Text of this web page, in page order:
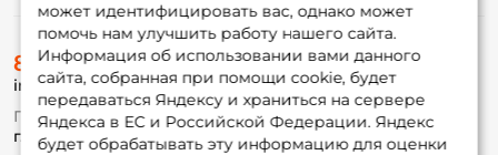
может идентифицировать вас, однако может
помочь нам улучшить работу нашего сайта.
Информация об использовании вами данного
сайта, собранная при помощи cookie, будет
передаваться Яндексу и храниться на сервере
Яндекса в ЕС и Российской Федерации. Яндекс
будет обрабатывать эту информацию для оценки
О магазине
Доставка
Оплата
Fox-bonus
Гуру
8 (495) 532-77-88
info@foxfishing.ru
По вопросам с заказом
г. Москва, ул. Плеханова д.7